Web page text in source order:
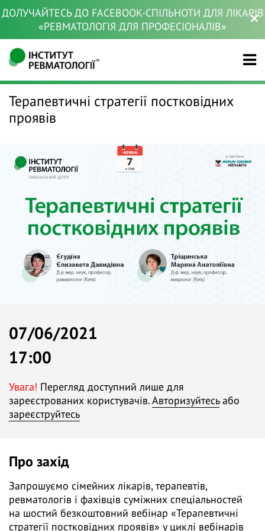
ДОЛУЧАЙТЕСЬ ДО FACEBOOK-СПІЛЬНОТИ ДЛЯ ЛІКАРІВ
«РЕВМАТОЛОГІЯ ДЛЯ ПРОФЕСІОНАЛІВ»
Терапевтичні стратегії постковідних
проявів
07/06/2021
17:00
Увага! Перегляд доступний лише для
зареєстрованих користувачів.Авторизуйтесьабо
зареєструйтесь
Про захід
Запрошуємо сімейних лікарів, терапевтів,
ревматологів і фахівців суміжних спеціальностей
на шостий безкоштовний вебінар «Терапевтичні
стратегії постковідних проявів» у циклі вебінарів